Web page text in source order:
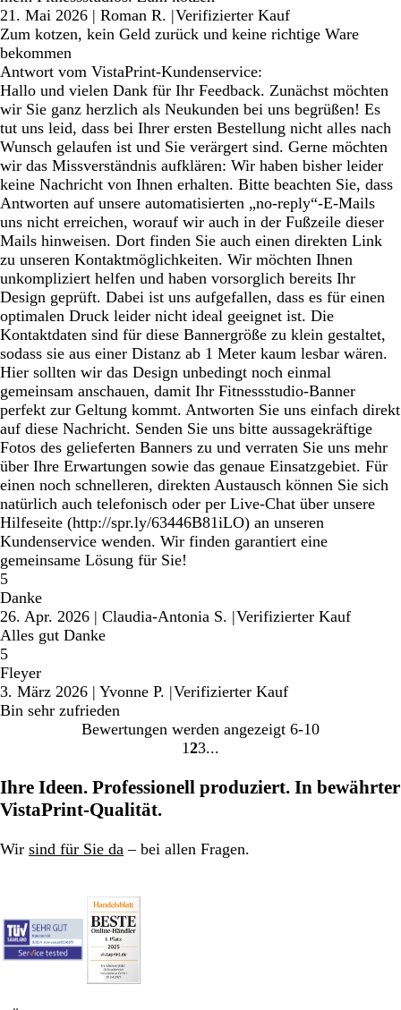
21. Mai 2026 | Roman R. |Verifizierter Kauf
Zum kotzen, kein Geld zurück und keine richtige Ware
bekommen
Antwort vom VistaPrint-Kundenservice:
Hallo und vielen Dank für Ihr Feedback. Zunächst möchten
wir Sie ganz herzlich als Neukunden bei uns begrüßen! Es
tut uns leid, dass bei Ihrer ersten Bestellung nicht alles nach
Wunsch gelaufen ist und Sie verärgert sind. Gerne möchten
wir das Missverständnis aufklären: Wir haben bisher leider
keine Nachricht von Ihnen erhalten. Bitte beachten Sie, dass
Antworten auf unsere automatisierten „no-reply“-E-Mails
uns nicht erreichen, worauf wir auch in der Fußzeile dieser
Mails hinweisen. Dort finden Sie auch einen direkten Link
zu unseren Kontaktmöglichkeiten. Wir möchten Ihnen
unkompliziert helfen und haben vorsorglich bereits Ihr
Design geprüft. Dabei ist uns aufgefallen, dass es für einen
optimalen Druck leider nicht ideal geeignet ist. Die
Kontaktdaten sind für diese Bannergröße zu klein gestaltet,
sodass sie aus einer Distanz ab 1 Meter kaum lesbar wären.
Hier sollten wir das Design unbedingt noch einmal
gemeinsam anschauen, damit Ihr Fitnessstudio-Banner
perfekt zur Geltung kommt. Antworten Sie uns einfach direkt
auf diese Nachricht. Senden Sie uns bitte aussagekräftige
Fotos des gelieferten Banners zu und verraten Sie uns mehr
über Ihre Erwartungen sowie das genaue Einsatzgebiet. Für
einen noch schnelleren, direkten Austausch können Sie sich
natürlich auch telefonisch oder per Live-Chat über unsere
Hilfeseite (http://spr.ly/63446B81iLO) an unseren
Kundenservice wenden. Wir finden garantiert eine
gemeinsame Lösung für Sie!
5
Danke
26. Apr. 2026 | Claudia-Antonia S. |Verifizierter Kauf
Alles gut Danke
5
Fleyer
3. März 2026 | Yvonne P. |Verifizierter Kauf
Bin sehr zufrieden
Bewertungen werden angezeigt 6-10
Gehe
Seite
1 Gehe
Seite
2Gehe
Seite
3
Ihre Ideen. Professionell produziert. In bewährter
VistaPrint-Qualität.
Wir sind für Sie da – bei allen Fragen.